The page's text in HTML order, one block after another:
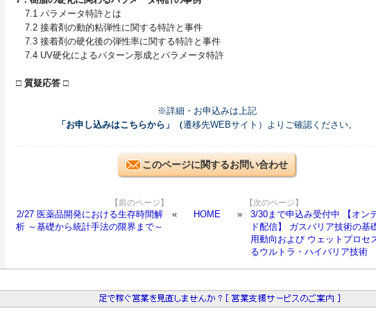
7.1 パラメータ特許とは
7.2 接着剤の動的粘弾性に関する特許と事件
7.3 接着剤の硬化後の弾性率に関する特許と事件
7.4 UV硬化によるパターン形成とパラメータ特許
□ 質疑応答 □
※詳細・お申込みは上記
「お申し込みはこちらから」（遷移先WEBサイト）よりご確認ください。
このページに関するお問い合わせ
【前のページ】
2/27 医薬品開発における生存時間解
析 ～基礎から統計手法の限界まで～
HOME
【次のページ】
3/30まで申込み受付中 【オン
ド配信】 ガスバリア技術の基
用動向および ウェットプロセ
るウルトラ・ハイバリア技術